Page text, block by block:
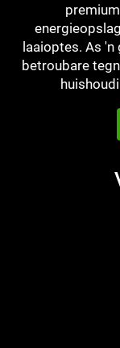
laaioptes. As
betroubare